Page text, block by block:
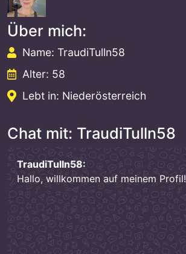
Über mich:
Name: TraudiTulln58
Alter: 58
Lebt in: Niederösterreich
Chat mit: TraudiTulln58
TraudiTulln58:
Hallo, willkommen auf meinem Profil!